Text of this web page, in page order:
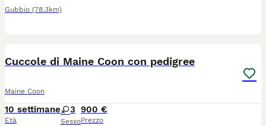
Gubbio (78.3km)
Cuccole di Maine Coon con pedigree
Maine Coon
10 settimane
Età
3
Sesso
900 €
Prezzo